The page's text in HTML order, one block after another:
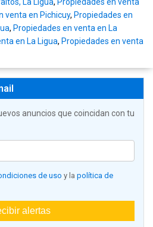
venta en Pichicuy, Propiedades en
, Propiedades en venta en La
en La Ligua, Propiedades en venta
anuncios que coincidan con tu
de uso y la política de
alertas